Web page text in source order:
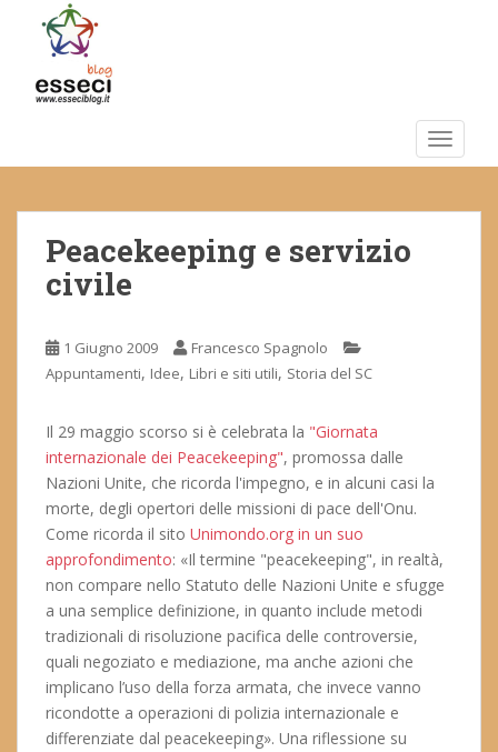
m
Peacekeeping e servizio
civile
1 Giugno 2009
Francesco Spagnolo
Appuntamenti, Idee, Libri e siti utili, Storia del SC
Il 29 maggio scorso si è celebrata la "Giornata
internazionale dei Peacekeeping", promossa dalle
Nazioni Unite, che ricorda l'impegno, e in alcuni casi la
morte, degli opertori delle missioni di pace dell'Onu.
Come ricorda il sito Unimondo.org in un suo
approfondimento: «Il termine "peacekeeping", in realtà,
non compare nello Statuto delle Nazioni Unite e sfugge
a una semplice definizione, in quanto include metodi
tradizionali di risoluzione pacifica delle controversie,
quali negoziato e mediazione, ma anche azioni che
implicano l’uso della forza armata, che invece vanno
ricondotte a operazioni di polizia internazionale e
differenziate dal peacekeeping». Una riflessione su